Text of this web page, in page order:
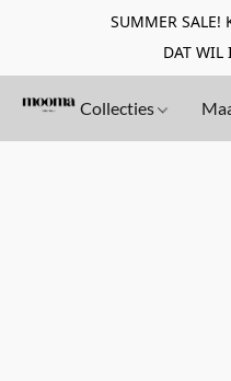
SUMMER
DAT WIL
Collecties